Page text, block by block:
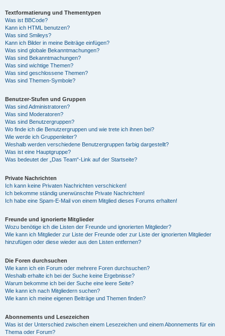
Textformatierung und Thementypen
Was ist BBCode?
Kann ich HTML benutzen?
Was sind Smileys?
Kann ich Bilder in meine Beiträge einfügen?
Was sind globale Bekanntmachungen?
Was sind Bekanntmachungen?
Was sind wichtige Themen?
Was sind geschlossene Themen?
Was sind Themen-Symbole?
Benutzer-Stufen und Gruppen
Was sind Administratoren?
Was sind Moderatoren?
Was sind Benutzergruppen?
Wo finde ich die Benutzergruppen und wie trete ich ihnen bei?
Wie werde ich Gruppenleiter?
Weshalb werden verschiedene Benutzergruppen farbig dargestellt?
Was ist eine Hauptgruppe?
Was bedeutet der „Das Team“-Link auf der Startseite?
Private Nachrichten
Ich kann keine Privaten Nachrichten verschicken!
Ich bekomme ständig unerwünschte Private Nachrichten!
Ich habe eine Spam-E-Mail von einem Mitglied dieses Forums erhalten!
Freunde und ignorierte Mitglieder
Wozu benötige ich die Listen der Freunde und ignorierten Mitglieder?
Wie kann ich Mitglieder zur Liste der Freunde oder zur Liste der ignorierten Mitglieder
hinzufügen oder diese wieder aus den Listen entfernen?
Die Foren durchsuchen
Wie kann ich ein Forum oder mehrere Foren durchsuchen?
Weshalb erhalte ich bei der Suche keine Ergebnisse?
Warum bekomme ich bei der Suche eine leere Seite?
Wie kann ich nach Mitgliedern suchen?
Wie kann ich meine eigenen Beiträge und Themen finden?
Abonnements und Lesezeichen
Was ist der Unterschied zwischen einem Lesezeichen und einem Abonnements für ein
Thema oder Forum?